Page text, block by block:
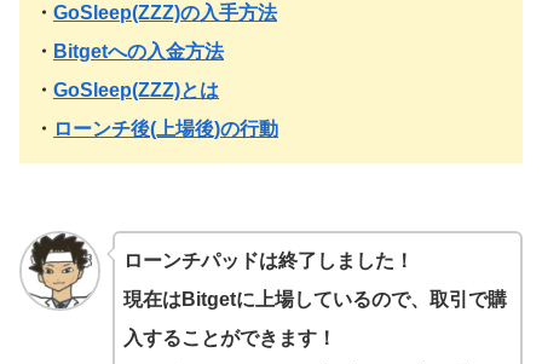
・ GoSleep(ZZZ)の入手方法
・ Bitgetへの入金方法
・ GoSleep(ZZZ)とは
・ ローンチ後(上場後)の行動
ローンチパッドは終了しました！
現在はBitgetに上場しているので、取引で購
入することができます！